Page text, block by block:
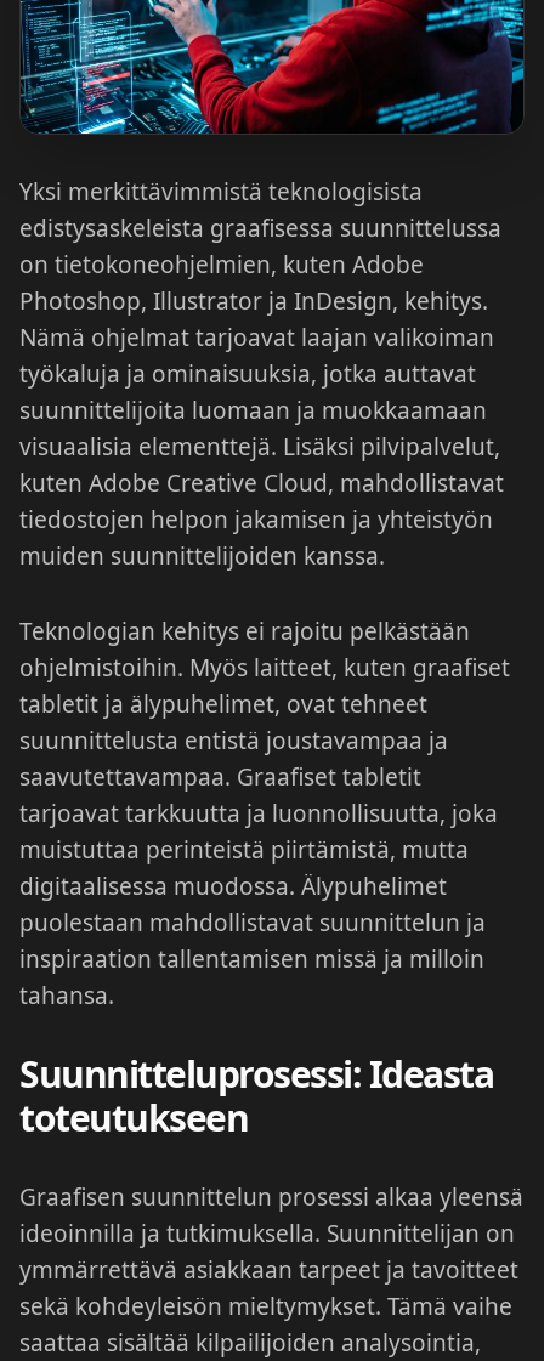
Yksi merkittävimmistä teknologisista
edistysaskeleista graafisessa suunnittelussa
on tietokoneohjelmien, kuten Adobe
Photoshop, Illustrator ja InDesign, kehitys.
Nämä ohjelmat tarjoavat laajan valikoiman
työkaluja ja ominaisuuksia, jotka auttavat
suunnittelijoita luomaan ja muokkaamaan
visuaalisia elementtejä. Lisäksi pilvipalvelut,
kuten Adobe Creative Cloud, mahdollistavat
tiedostojen helpon jakamisen ja yhteistyön
muiden suunnittelijoiden kanssa.
Teknologian kehitys ei rajoitu pelkästään
ohjelmistoihin. Myös laitteet, kuten graafiset
tabletit ja älypuhelimet, ovat tehneet
suunnittelusta entistä joustavampaa ja
saavutettavampaa. Graafiset tabletit
tarjoavat tarkkuutta ja luonnollisuutta, joka
muistuttaa perinteistä piirtämistä, mutta
digitaalisessa muodossa. Älypuhelimet
puolestaan mahdollistavat suunnittelun ja
inspiraation tallentamisen missä ja milloin
tahansa.
Suunnitteluprosessi: Ideasta
toteutukseen
Graafisen suunnittelun prosessi alkaa yleensä
ideoinnilla ja tutkimuksella. Suunnittelijan on
ymmärrettävä asiakkaan tarpeet ja tavoitteet
sekä kohdeyleisön mieltymykset. Tämä vaihe
saattaa sisältää kilpailijoiden analysointia,